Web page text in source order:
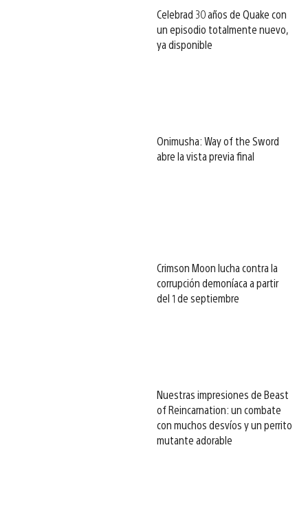
Celebrad 30 años de Quake con
un episodio totalmente nuevo,
ya disponible
Onimusha: Way of the Sword
abre la vista previa final
Crimson Moon lucha contra la
corrupción demoníaca a partir
del 1 de septiembre
Nuestras impresiones de Beast
of Reincarnation: un combate
con muchos desvíos y un perrito
mutante adorable